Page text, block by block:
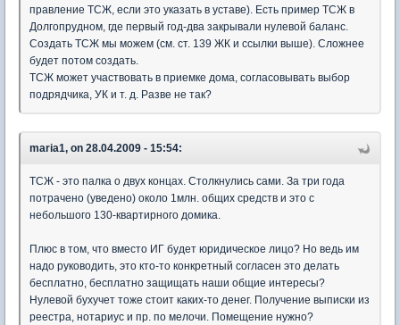
правление ТСЖ, если это указать в уставе). Есть пример ТСЖ в
Долгопрудном, где первый год-два закрывали нулевой баланс.
Создать ТСЖ мы можем (см. ст. 139 ЖК и ссылки выше). Сложнее
будет потом создать.
ТСЖ может участвовать в приемке дома, согласовывать выбор
подрядчика, УК и т. д. Разве не так?
maria1, on 28.04.2009 - 15:54:
ТСЖ - это палка о двух концах. Столкнулись сами. За три года
потрачено (уведено) около 1млн. общих средств и это с
небольшого 130-квартирного домика.
Плюс в том, что вместо ИГ будет юридическое лицо? Но ведь им
надо руководить, это кто-то конкретный согласен это делать
бесплатно, бесплатно защищать наши общие интересы?
Нулевой бухучет тоже стоит каких-то денег. Получение выписки из
реестра, нотариус и пр. по мелочи. Помещение нужно?